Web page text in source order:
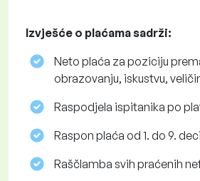
Izvješće o plaćama sadrži:
Neto plaća za poziciju
obrazovanju, iskustvu,
Raspodjela ispitanika po
Raspon plaća od 1. do 9.
Raščlamba svih praćenih